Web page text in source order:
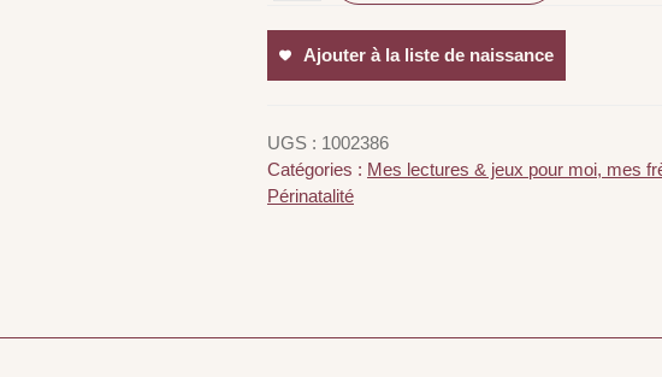
Ajouter à la liste de naissance
UGS : 1002386
Catégories : Mes lectures & jeux pour moi, mes
Périnatalité